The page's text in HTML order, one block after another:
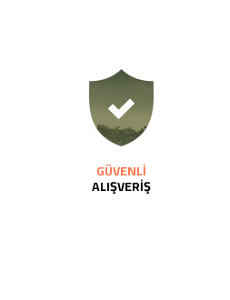
GÜVENLİ
ALIŞVERİŞ